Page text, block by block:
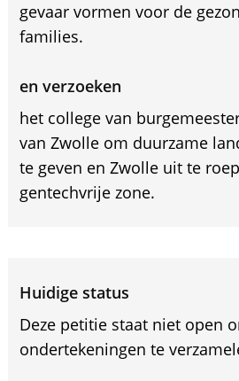
gevaar vormen voor de
families.
en verzoeken
het college van
van Zwolle om duurzame
te geven en Zwolle uit te
gentechvrije zone.
Huidige status
Deze petitie staat niet open
ondertekeningen te